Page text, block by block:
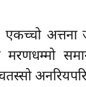
अत्तना
मरणधम्मो